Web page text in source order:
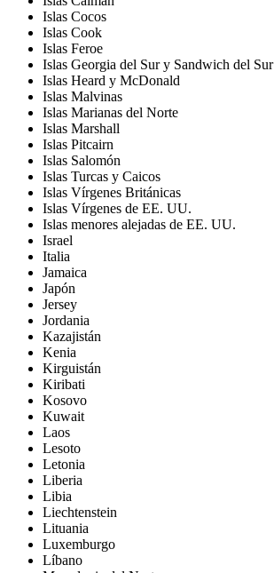
Islas Cocos
Islas Cook
Islas Feroe
Islas Georgia del Sur y Sandwich del Sur
Islas Heard y McDonald
Islas Malvinas
Islas Marianas del Norte
Islas Marshall
Islas Pitcairn
Islas Salomón
Islas Turcas y Caicos
Islas Vírgenes Británicas
Islas Vírgenes de EE. UU.
Islas menores alejadas de EE. UU.
Israel
Italia
Jamaica
Japón
Jersey
Jordania
Kazajistán
Kenia
Kirguistán
Kiribati
Kosovo
Kuwait
Laos
Lesoto
Letonia
Liberia
Libia
Liechtenstein
Lituania
Luxemburgo
Líbano